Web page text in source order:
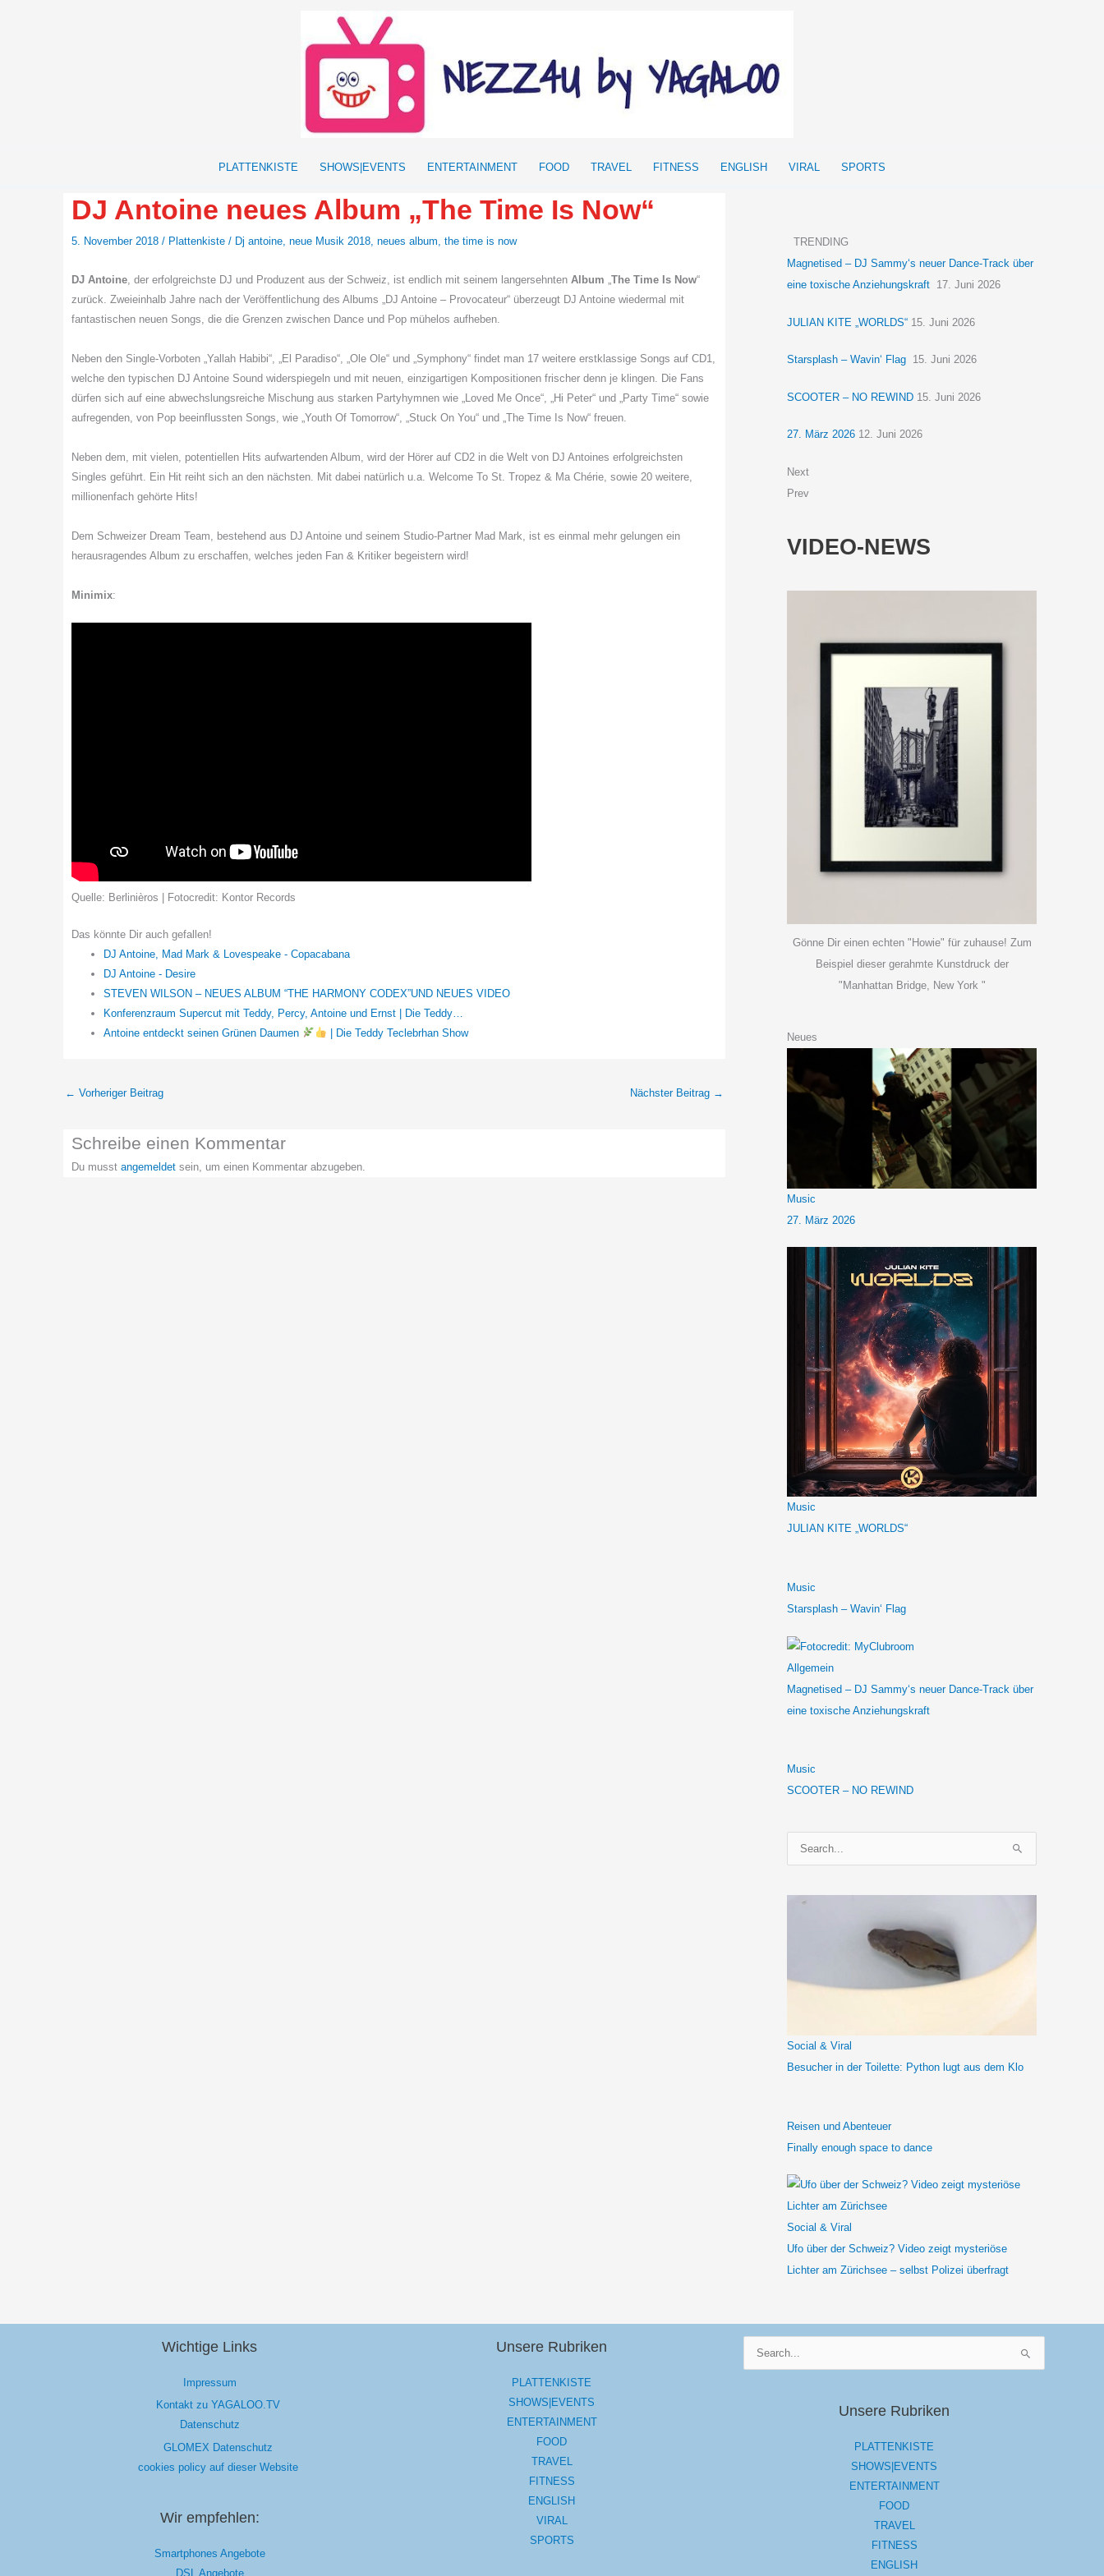
PLATTENKISTE SHOWS|EVENTS ENTERTAINMENT FOOD TRAVEL FITNESS ENGLISH VIRAL SPORTS
DJ Antoine neues Album „The Time Is Now“
5. November 2018 / Plattenkiste / Dj antoine, neue Musik 2018, neues album, the time is now
DJ Antoine, der erfolgreichste DJ und Produzent aus der Schweiz, ist endlich mit seinem langersehnten Album „The Time Is Now“
zurück. Zweieinhalb Jahre nach der Veröffentlichung des Albums „DJ Antoine – Provocateur“ überzeugt DJ Antoine wiedermal mit
fantastischen neuen Songs, die die Grenzen zwischen Dance und Pop mühelos aufheben.
Neben den Single-Vorboten „Yallah Habibi“, „El Paradiso“, „Ole Ole“ und „Symphony“ findet man 17 weitere erstklassige Songs auf CD1,
welche den typischen DJ Antoine Sound widerspiegeln und mit neuen, einzigartigen Kompositionen frischer denn je klingen. Die Fans
dürfen sich auf eine abwechslungsreiche Mischung aus starken Partyhymnen wie „Loved Me Once“, „Hi Peter“ und „Party Time“ sowie
aufregenden, von Pop beeinflussten Songs, wie „Youth Of Tomorrow“, „Stuck On You“ und „The Time Is Now“ freuen.
Neben dem, mit vielen, potentiellen Hits aufwartenden Album, wird der Hörer auf CD2 in die Welt von DJ Antoines erfolgreichsten
Singles geführt. Ein Hit reiht sich an den nächsten. Mit dabei natürlich u.a. Welcome To St. Tropez & Ma Chérie, sowie 20 weitere,
millionenfach gehörte Hits!
Dem Schweizer Dream Team, bestehend aus DJ Antoine und seinem Studio-Partner Mad Mark, ist es einmal mehr gelungen ein
herausragendes Album zu erschaffen, welches jeden Fan & Kritiker begeistern wird!
Minimix:
Quelle: Berlinièros | Fotocredit: Kontor Records
Das könnte Dir auch gefallen!
DJ Antoine, Mad Mark & Lovespeake - Copacabana
DJ Antoine - Desire
STEVEN WILSON – NEUES ALBUM “THE HARMONY CODEX”UND NEUES VIDEO
Konferenzraum Supercut mit Teddy, Percy, Antoine und Ernst | Die Teddy…
Antoine entdeckt seinen Grünen Daumen
| Die Teddy Teclebrhan Show
← Vorheriger Beitrag Nächster Beitrag →
Schreibe einen Kommentar
Du musst angemeldet sein, um einen Kommentar abzugeben.
TRENDING
Magnetised – DJ Sammy‘s neuer Dance-Track über
eine toxische Anziehungskraft 17. Juni 2026
JULIAN KITE „WORLDS“ 15. Juni 2026
Starsplash – Wavin‘ Flag 15. Juni 2026
SCOOTER – NO REWIND 15. Juni 2026
27. März 2026 12. Juni 2026
Next
Prev
VIDEO-NEWS
Gönne Dir einen echten "Howie" für zuhause! Zum
Beispiel dieser gerahmte Kunstdruck der
"Manhattan Bridge, New York "
Neues
Music
27. März 2026
Music
JULIAN KITE „WORLDS“
Music
Starsplash – Wavin‘ Flag
Allgemein
Magnetised – DJ Sammy‘s neuer Dance-Track über
eine toxische Anziehungskraft
Music
SCOOTER – NO REWIND
u
h
Social & Viral
Besucher in der Toilette: Python lugt aus dem Klo
Reisen und Abenteuer
Finally enough space to dance
Social & Viral
Ufo über der Schweiz? Video zeigt mysteriöse
Lichter am Zürichsee – selbst Polizei überfragt
Wichtige Links
Impressum
Kontakt zu YAGALOO.TV
Datenschutz
GLOMEX Datenschutz
cookies policy auf dieser Website
Wir empfehlen:
Smartphones Angebote
DSL Angebote
Unsere Rubriken
PLATTENKISTE
SHOWS|EVENTS
ENTERTAINMENT
FOOD
TRAVEL
FITNESS
ENGLISH
VIRAL
SPORTS
Unsere Rubriken
PLATTENKISTE
SHOWS|EVENTS
ENTERTAINMENT
FOOD
TRAVEL
FITNESS
ENGLISH